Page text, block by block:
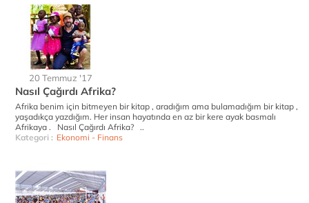
20 Temmuz '17
Nasıl Çağırdı Afrika?
Afrika benim için bitmeyen bir kitap , aradığım ama bulamadığım bir kitap ,
yaşadıkça yazdığım. Her insan hayatında en az bir kere ayak basmalı
Afrikaya . Nasıl Çağırdı Afrika? ..
Kategori : Ekonomi - Finans